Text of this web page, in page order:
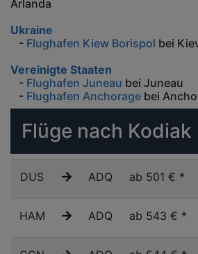
Arlanda
Ukraine
- Flughafen Kiew Borispol bei
Vereinigte Staaten
- Flughafen Juneau bei Juneau
- Flughafen Anchorage bei
Flüge nach Kodiak
DUS ADQ ab 501 € *
HAM ADQ ab 543 € *